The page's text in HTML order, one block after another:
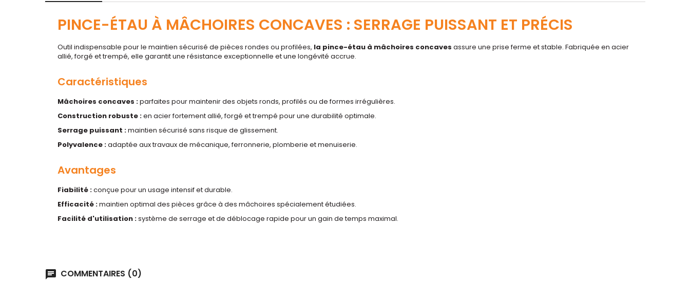
PINCE-ÉTAU À MÂCHOIRES CONCAVES : SERRAGE PUISSANT ET PRÉCIS
Outil indispensable pour le maintien sécurisé de pièces rondes ou profilées, la pince-étau à mâchoires concaves assure une prise ferme et stable. Fabriquée en acier
allié, forgé et trempé, elle garantit une résistance exceptionnelle et une longévité accrue.
Caractéristiques
Mâchoires concaves :parfaites pour maintenir des objets ronds, profilés ou de formes irrégulières.
Construction robuste :en acier fortement allié, forgé et trempé pour une durabilité optimale.
Serrage puissant :maintien sécurisé sans risque de glissement.
Polyvalence :adaptée aux travaux de mécanique, ferronnerie, plomberie et menuiserie.
Avantages
Fiabilité :conçue pour un usage intensif et durable.
Efficacité :maintien optimal des pièces grâce à des mâchoires spécialement étudiées.
Facilité d'utilisation :système de serrage et de déblocage rapide pour un gain de temps maximal.
chat COMMENTAIRES (0)